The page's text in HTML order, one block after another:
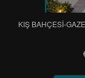
KIŞ BAHÇESİ-